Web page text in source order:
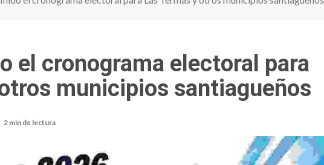
el cronograma electoral para
municipios santiagueños
2 min de lectura